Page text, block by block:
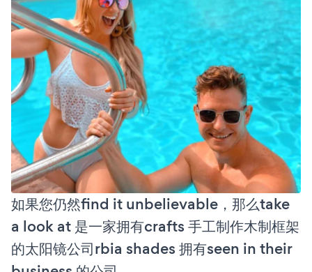
如果您仍然find it unbelievable，那么take
a look at 是一家拥有crafts 手工制作木制框架
的太阳镜公司rbia shades 拥有seen in their